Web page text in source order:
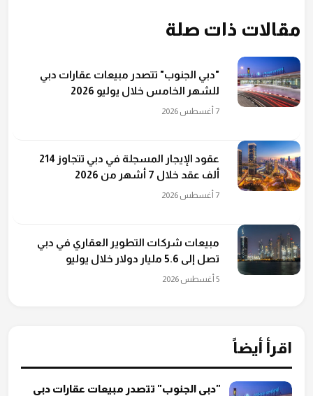
مقالات ذات صلة
"دبي الجنوب" تتصدر مبيعات عقارات دبي
للشهر الخامس خلال يوليو 2026
7 أغسطس 2026
عقود الإيجار المسجلة في دبي تتجاوز 214
ألف عقد خلال 7 أشهر من 2026
7 أغسطس 2026
مبيعات شركات التطوير العقاري في دبي
تصل إلى 5.6 مليار دولار خلال يوليو
5 أغسطس 2026
اقرأ أيضاً
"دبي الجنوب" تتصدر مبيعات عقارات دبي